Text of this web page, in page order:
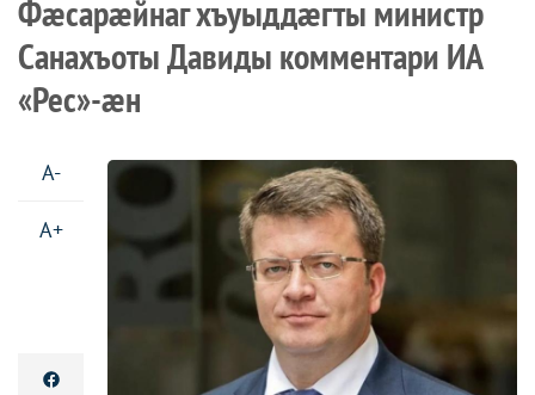
Фæсарæйнаг хъуыддæгты министр
Санахъоты Давиды комментари ИА
«Рес»-æн
A-
A+